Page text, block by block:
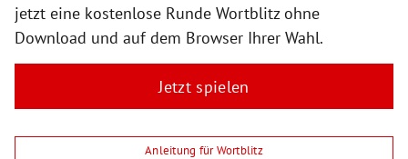
jetzt eine kostenlose Runde Wortblitz ohne
Download und auf dem Browser Ihrer Wahl.
Jetzt spielen
Anleitung für Wortblitz